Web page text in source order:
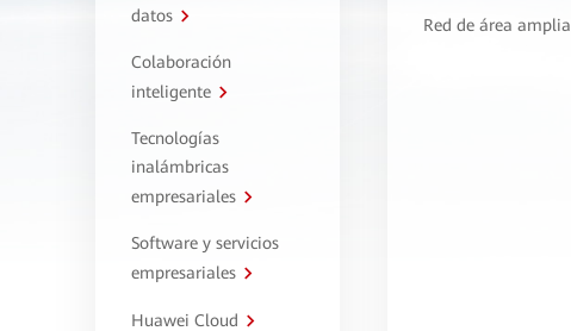
datos
Colaboración
inteligente
Tecnologías
inalámbricas
empresariales
Software y servicios
empresariales
Huawei Cloud
Red de área amplia